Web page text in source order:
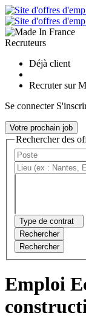
Recruteurs
Déjà client
Recruter sur
Se connecter
Votre prochain job
Rechercher des
Type de contrat
Rechercher
Rechercher
Emploi